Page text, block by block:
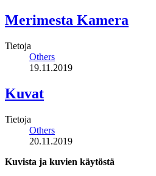
Merimesta Kamera
Tietoja
Others
19.11.2019
Kuvat
Tietoja
Others
20.11.2019
Kuvista ja kuvien käytöstä